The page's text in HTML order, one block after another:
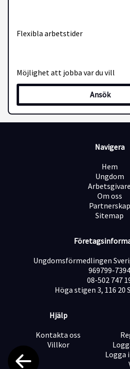
Flexibla arbetstider
Möjlighet att jobba var du vill
Krav
Flytande svenska
https://www.p94group.se/lediga-
Ansök
Navigera
Hem
Ungdom
Arbetsgivare
Om oss
Partnerskap
Sitemap
Ungdomsförmedlingen
969799-7394
08-502 747
Höga stigen 3, 116 20
Hjälp
Kontakta oss
Villkor
Logga